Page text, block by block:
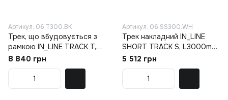
Артикул: 06.T300.BK
Трек, що вбудовується з
рамкою IN_LINE TRACK T,
L3000mm, W40mm, H54mm,
чорний (06.T300.BK)
8 840 грн
Артикул: 06.SS300.WH
Трек накладний IN_LINE
SHORT TRACK S, L3000mm,
W30mm, H37mm, білий
(06.SS300.WH)
5 512 грн